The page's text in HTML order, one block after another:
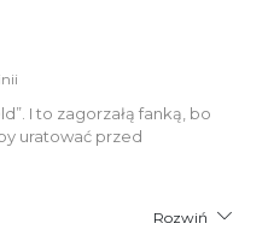
I to zagorzałą fanką, bo
uratować przed
Rozwiń